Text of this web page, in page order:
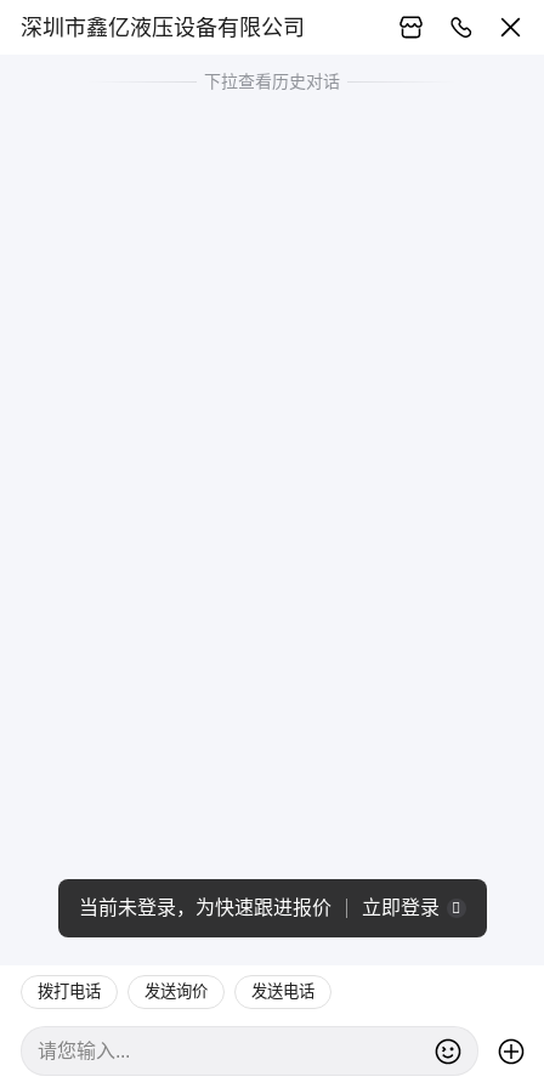
深圳市鑫亿液压设备有限公司
下拉查看历史对话
拨打电话 发送询价 发送电话
当前未登录，为快速跟进报价 立即登录